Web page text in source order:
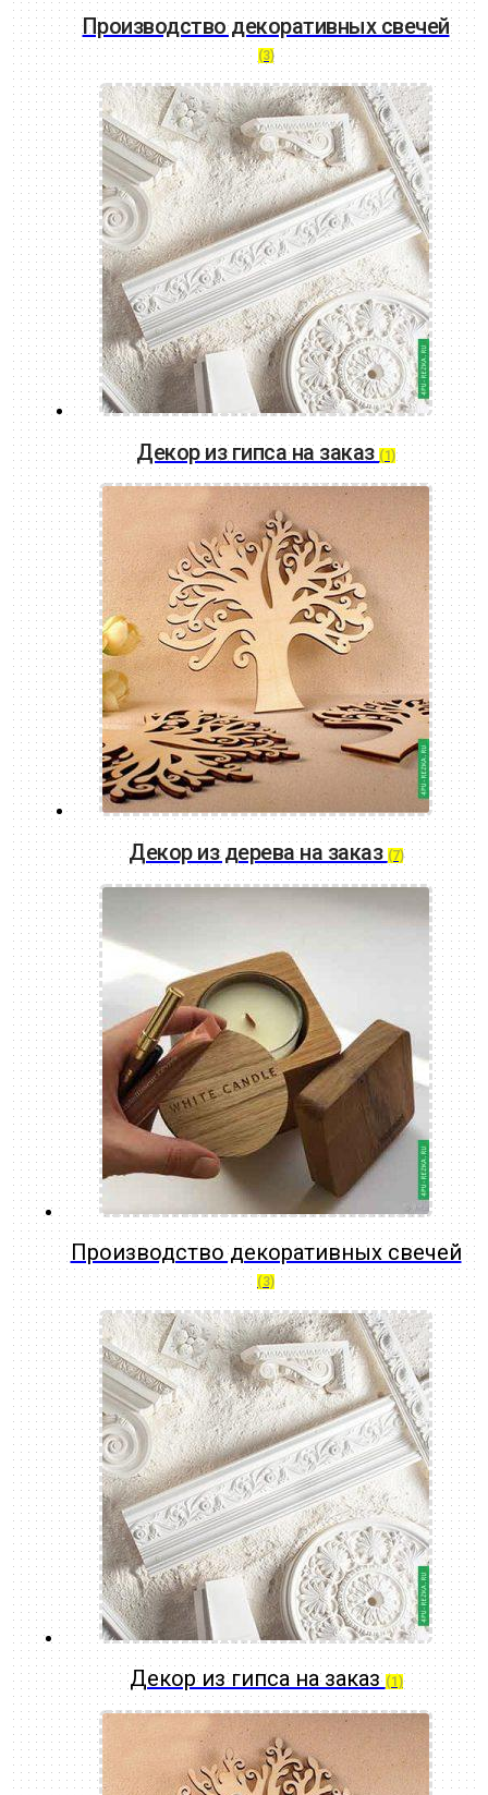
Производство декоративных свечей
(3)
Декор из гипса на заказ(1)
Декор из дерева на заказ (7)
Производство декоративных свечей
(3)
Декор из гипса на заказ (1)